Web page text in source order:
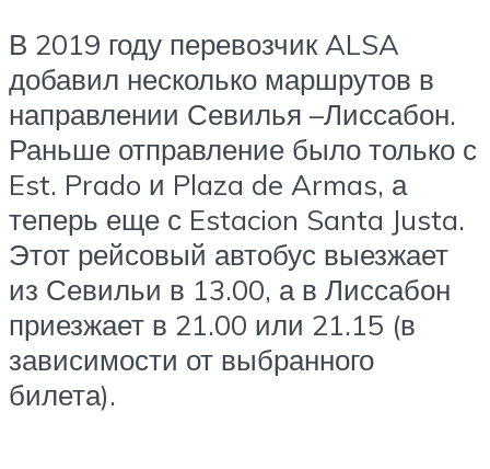
В 2019 году перевозчик ALSA
добавил несколько маршрутов в
направлении Севилья –Лиссабон.
Раньше отправление было только с
Est. Prado и Plaza de Armas, а
теперь еще с Estacion Santa Justa.
Этот рейсовый автобус выезжает
из Севильи в 13.00, а в Лиссабон
приезжает в 21.00 или 21.15 (в
зависимости от выбранного
билета).